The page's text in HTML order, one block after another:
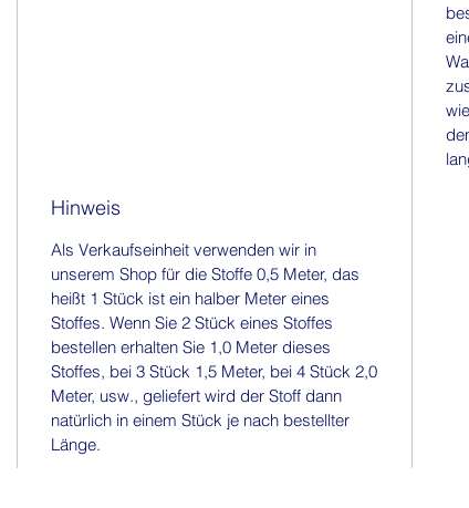
Hinweis
Als Verkaufseinheit verwenden wir in
unserem Shop für die Stoffe 0,5 Meter, das
heißt 1 Stück ist ein halber Meter eines
Stoffes. Wenn Sie 2 Stück eines Stoffes
bestellen erhalten Sie 1,0 Meter dieses
Stoffes, bei 3 Stück 1,5 Meter, bei 4 Stück 2,0
Meter, usw., geliefert wird der Stoff dann
natürlich in einem Stück je nach bestellter
Länge.